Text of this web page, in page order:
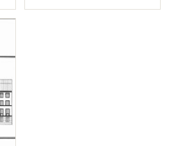
Typ